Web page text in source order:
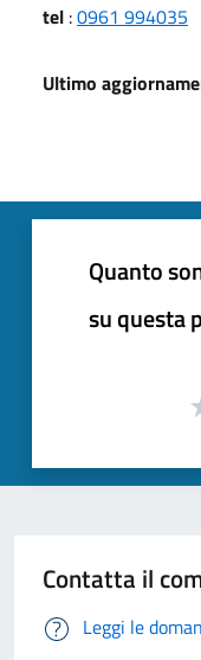
tel :0961 994035
Ultimo
Quanto
su questa
Contatta il
Leggi le